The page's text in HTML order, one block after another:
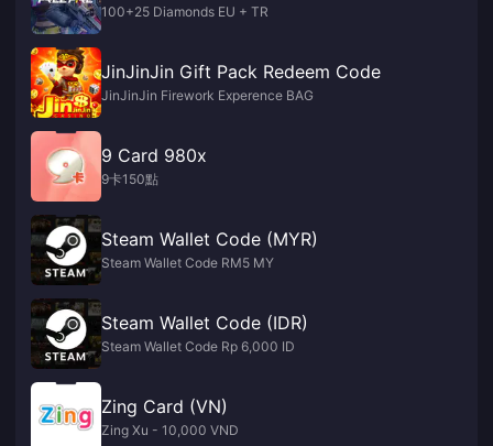
100+25 Diamonds EU + TR
JinJinJin Gift Pack Redeem Code
JinJinJin Firework Experence BAG
9 Card 980x
9卡150點
Steam Wallet Code (MYR)
Steam Wallet Code RM5 MY
Steam Wallet Code (IDR)
Steam Wallet Code Rp 6,000 ID
Zing Card (VN)
Zing Xu - 10,000 VND